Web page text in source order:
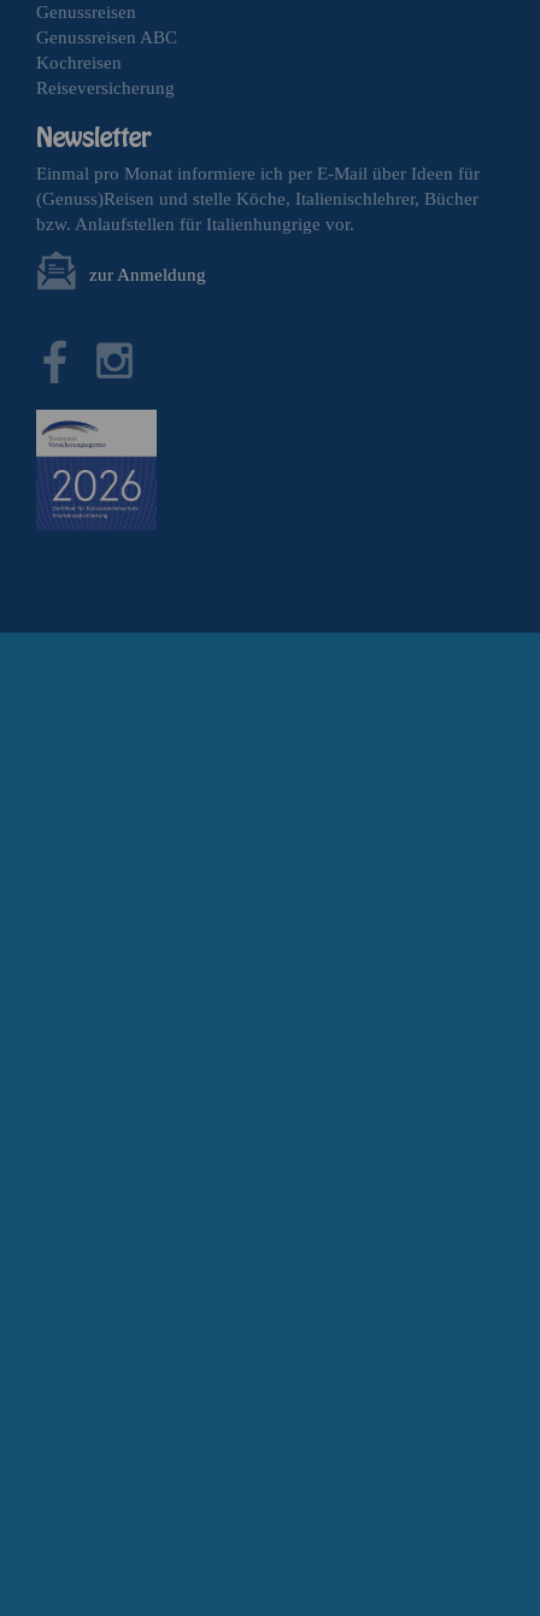
Genussreisen
Genussreisen ABC
Kochreisen
Reiseversicherung
Einmal pro Monat informiere ich per E-Mail über Ideen für
(Genuss)Reisen und stelle Köche, Italienischlehrer, Bücher
bzw. Anlaufstellen für Italienhungrige vor.
zur Anmeldung